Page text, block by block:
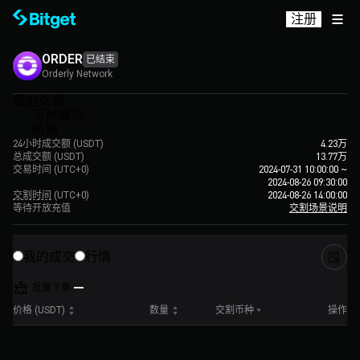
注册
ORDER 已结束
Orderly Network
24小时成交额 (USDT)
4.23万
总成交额 (USDT)
13.77万
交易时间 (UTC+0) 2024-07-31 10:00:00 ~
2024-08-26 09:30:00
交割时间 (UTC+0)
2024-08-26 14:00:00
等待开放充值
交割场景说明
价格 (USDT)
数量 交割币种 操作